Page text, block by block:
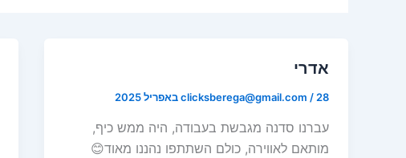
אדרי
clicksberega@gmail.com / 28 באפריל 2025
עברנו סדנה מגבשת בעבודה, היה ממש כיף,
מותאם לאווירה, כולם השתתפו נהננו מאוד😊